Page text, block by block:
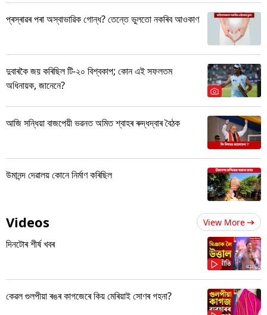
প্ৰস্ৰাৱৰ পৰা অস্বাভাৱিক গোন্ধ? তেন্তে ভুলতো নকৰিব আওকাণ
দুবাৰকৈ জয় কৰিছিল টি-২০ বিশ্বকাপ; কোন এই সফলতম
অধিনায়ক, জানেনে?
আজি সন্ধিয়া বাজপেয়ী ভৱনত অমিত শ্বাহৰ ৰুদ্ধদ্বাৰ বৈঠক
উমানন্দ দেৱালয় কোনে নিৰ্মাণ কৰিছিল
Videos View More
দিনটোৰ শীৰ্ষ খবৰ
কেৱল গুলপীয়া ৰঙৰ কাগজেৰে কিয় মেৰিয়াই সোণৰ গহনা?